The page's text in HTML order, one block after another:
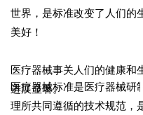
世界，是标准改变了人们的
美好！
医疗器械事关人们的健康和
进展显著。
医疗器械标准是 医疗器械研
理所共同遵循的技术规范 ，